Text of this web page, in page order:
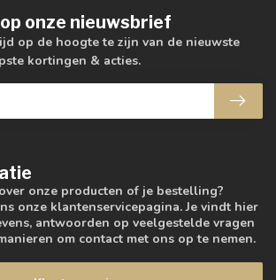
onze producten of je bestelling?
onze klantenservicepagina. Je vindt hier
antwoorden op veelgestelde vragen
om contact met ons op te nemen.
onze nieuwsbrief
op de hoogte te zijn van de nieuwste
kortingen & acties.